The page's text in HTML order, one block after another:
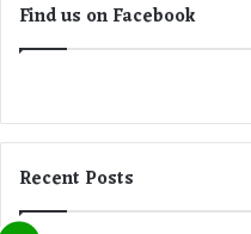
Find us on Facebook
Recent Posts